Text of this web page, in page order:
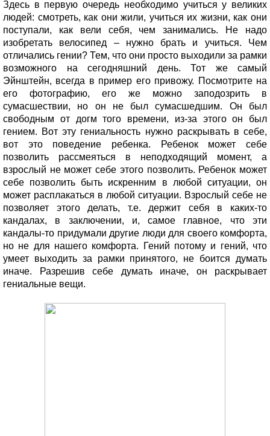
Здесь в первую очередь необходимо учиться у великих
людей: смотреть, как они жили, учиться их жизни, как они
поступали, как вели себя, чем занимались. Не надо
изобретать велосипед – нужно брать и учиться. Чем
отличались гении? Тем, что они просто выходили за рамки
возможного на сегодняшний день. Тот же самый
Эйнштейн, всегда в пример его привожу. Посмотрите на
его фотографию, его же можно заподозрить в
сумасшествии, но он не был сумасшедшим. Он был
свободным от догм того времени, из-за этого он был
гением. Вот эту гениальность нужно раскрывать в себе,
вот это поведение ребенка. Ребенок может себе
позволить рассмеяться в неподходящий момент, а
взрослый не может себе этого позволить. Ребенок может
себе позволить быть искренним в любой ситуации, он
может расплакаться в любой ситуации. Взрослый себе не
позволяет этого делать, т.е. держит себя в каких-то
кандалах, в заключении, и, самое главное, что эти
кандалы-то придумали другие люди для своего комфорта,
но не для нашего комфорта. Гений потому и гений, что
умеет выходить за рамки принятого, не боится думать
иначе. Разрешив себе думать иначе, он раскрывает
гениальные вещи.